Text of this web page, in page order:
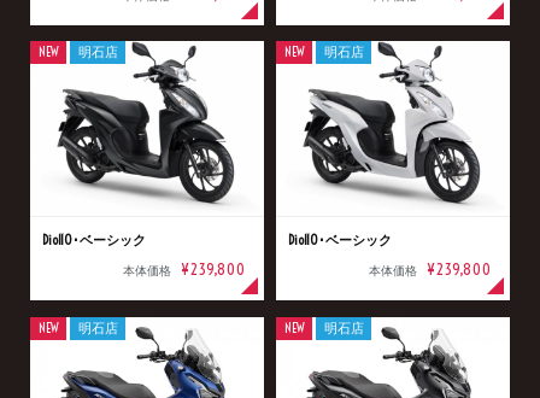
Dio110･ベーシック
本体価格 ¥239,800
NEW 明石店
Dio110･ベーシック
本体価格 ¥239,800
NEW 明石店
NEW 明石店 NEW 明石店